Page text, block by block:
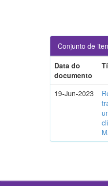
Conjunto de
Data do
documento
19-Jun-2023